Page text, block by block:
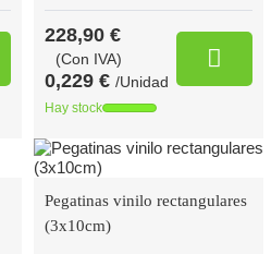
228,90 €
(Con IVA)
0,229 € /Unidad
Hay stock
Pegatinas vinilo rectangulares
(3x10cm)